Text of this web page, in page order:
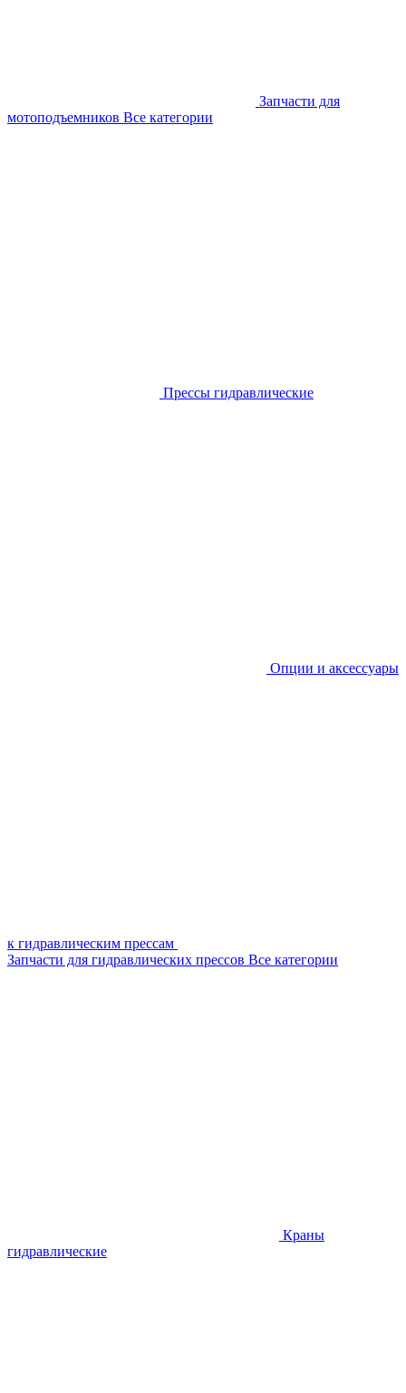
Запчасти для
мотоподъемников Все категории
Прессы гидравлические
Опции и аксессуары
к гидравлическим прессам
Запчасти для гидравлических прессов Все категории
Краны
гидравлические